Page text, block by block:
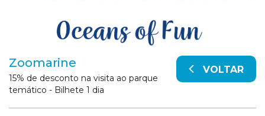
Zoomarine VOLTAR
15% de desconto na visita ao parque
temático - Bilhete 1 dia